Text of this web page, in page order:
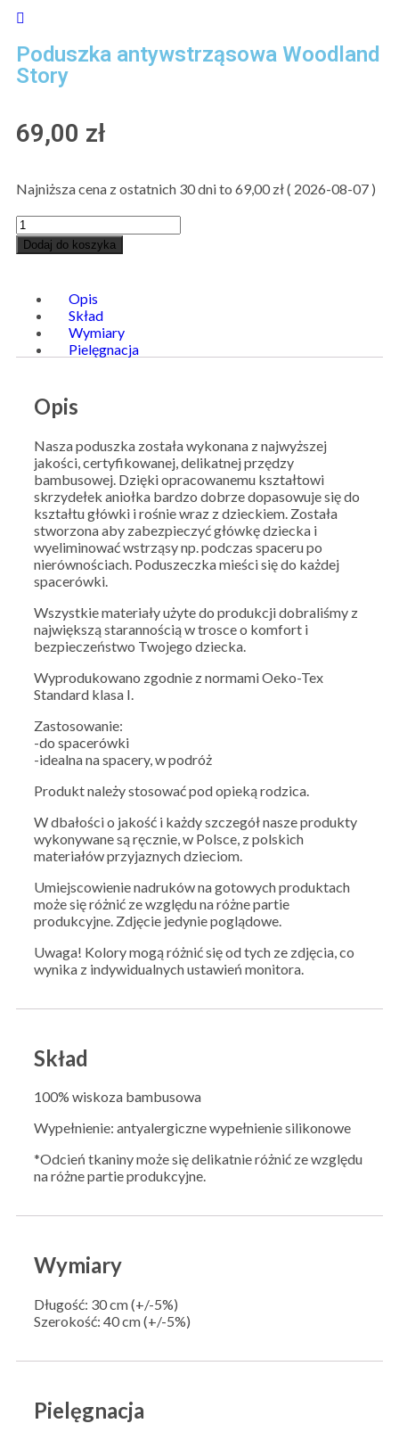
Poduszka antywstrząsowa Woodland
Story
69,00 zł
Najniższa cena z ostatnich 30 dni to 69,00 zł( 2026-08-07 )
Dodaj do koszyka
Opis
Skład
Wymiary
Pielęgnacja
Opis
Nasza poduszka została wykonana z najwyższej
jakości, certyfikowanej, delikatnej przędzy
bambusowej. Dzięki opracowanemu kształtowi
skrzydełek aniołka bardzo dobrze dopasowuje się do
kształtu główki i rośnie wraz z dzieckiem. Została
stworzona aby zabezpieczyć główkę dziecka i
wyeliminować wstrząsy np. podczas spaceru po
nierównościach. Poduszeczka mieści się do każdej
spacerówki.
Wszystkie materiały użyte do produkcji dobraliśmy z
największą starannością w trosce o komfort i
bezpieczeństwo Twojego dziecka.
Wyprodukowano zgodnie z normami Oeko-Tex
Standard klasa I.
Zastosowanie:
-do spacerówki
-idealna na spacery, w podróż
Produkt należy stosować pod opieką rodzica.
W dbałości o jakość i każdy szczegół nasze produkty
wykonywane są ręcznie, w Polsce, z polskich
materiałów przyjaznych dzieciom.
Umiejscowienie nadruków na gotowych produktach
może się różnić ze względu na różne partie
produkcyjne. Zdjęcie jedynie poglądowe.
Uwaga! Kolory mogą różnić się od tych ze zdjęcia, co
wynika z indywidualnych ustawień monitora.
Skład
100% wiskoza bambusowa
Wypełnienie: antyalergiczne wypełnienie silikonowe
*Odcień tkaniny może się delikatnie różnić ze względu
na różne partie produkcyjne.
Wymiary
Długość: 30 cm (+/-5%)
Szerokość: 40 cm (+/-5%)
Pielęgnacja